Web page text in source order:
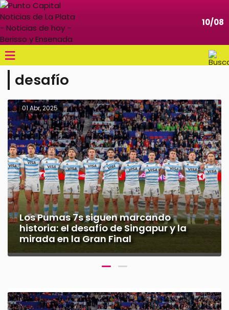
10/08
≡
desafío
01 Abr, 2025
Los Pumas 7s siguen marcando
historia: el desafío de Singapur y la
mirada en la Gran Final